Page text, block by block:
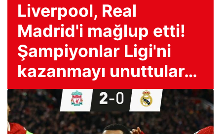
Liverpool, Real
Madrid'i mağlup etti!
Şampiyonlar Ligi'ni
kazanmayı unuttular…